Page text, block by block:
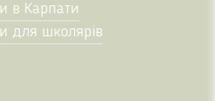
в Карпати
для школярів